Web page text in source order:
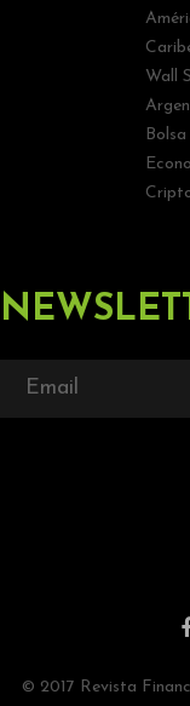
Wall
Bolsa
© 2017 Revista